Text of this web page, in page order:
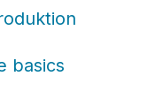
basics